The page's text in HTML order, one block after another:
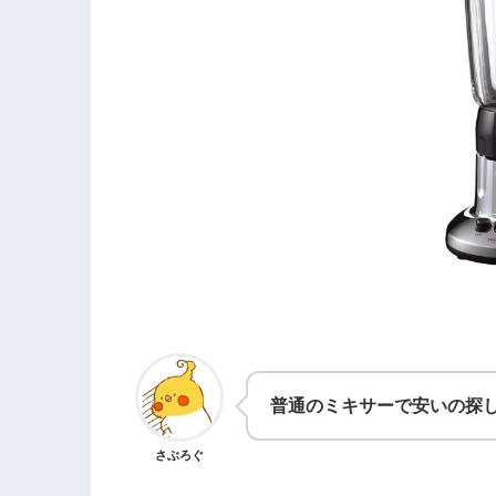
さぶろぐ
普通のミキサーで安いの探